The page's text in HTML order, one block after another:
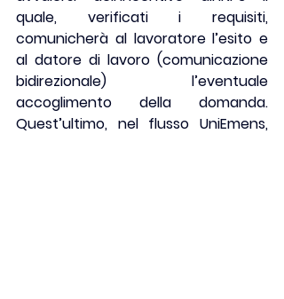
quale, verificati i requisiti,
comunicherà al lavoratore l’esito e
al datore di lavoro (comunicazione
bidirezionale) l’eventuale
accoglimento della domanda.
Quest’ultimo, nel flusso UniEmens,